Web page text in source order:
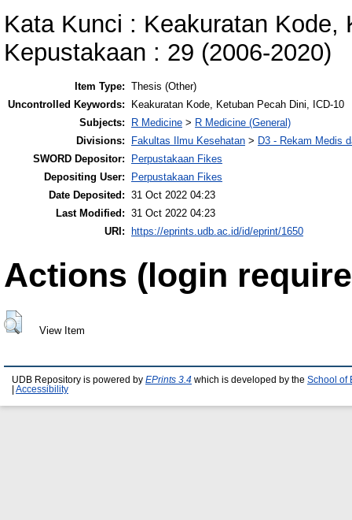
Kata Kunci : Keakuratan Kode,
Kepustakaan : 29 (2006-2020)
Item Type: Thesis (Other)
Uncontrolled Keywords:
Keakuratan Kode, Ketuban Pecah Dini, ICD-10
Subjects:
R Medicine > R Medicine (General)
Divisions:
Fakultas Ilmu Kesehatan > D3 - Rekam Medis
SWORD Depositor:
Perpustakaan Fikes
Depositing User:
Perpustakaan Fikes
Date Deposited: 31 Oct 2022 04:23
Last Modified: 31 Oct 2022 04:23
URI:
https://eprints.udb.ac.id/id/eprint/1650
Actions (login
View Item
UDB Repository is powered by EPrints 3.4 which is developed by the School of
Accessibility